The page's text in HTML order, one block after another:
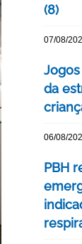
(8)
07/08/
da
06/08/
PBH